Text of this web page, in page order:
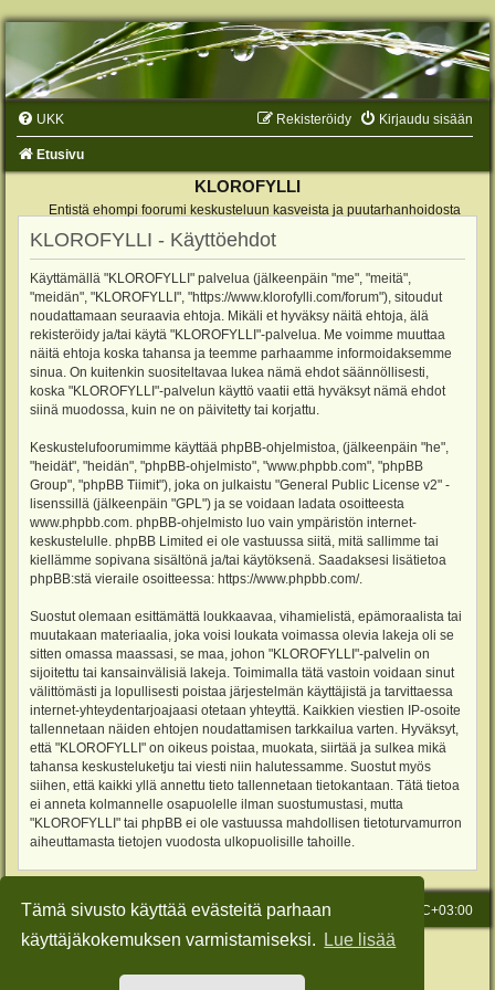
Tämä sivusto käyttää evästeitä parhaan
käyttäjäkokemuksen varmistamiseksi.
Lue lisää
UKK Kirjaudu sisään
Rekisteröidy
Etusivu
KLOROFYLLI
Entistä ehompi foorumi keskusteluun kasveista ja puutarhanhoidosta
KLOROFYLLI - Käyttöehdot
Käyttämällä "KLOROFYLLI" palvelua (jälkeenpäin "me", "meitä",
"meidän", "KLOROFYLLI", "https://www.klorofylli.com/forum"), sitoudut
noudattamaan seuraavia ehtoja. Mikäli et hyväksy näitä ehtoja, älä
rekisteröidy ja/tai käytä "KLOROFYLLI"-palvelua. Me voimme muuttaa
näitä ehtoja koska tahansa ja teemme parhaamme informoidaksemme
sinua. On kuitenkin suositeltavaa lukea nämä ehdot säännöllisesti,
koska "KLOROFYLLI"-palvelun käyttö vaatii että hyväksyt nämä ehdot
siinä muodossa, kuin ne on päivitetty tai korjattu.
Keskustelufoorumimme käyttää phpBB-ohjelmistoa, (jälkeenpäin "he",
"heidät", "heidän", "phpBB-ohjelmisto", "www.phpbb.com", "phpBB
Group", "phpBB Tiimit"), joka on julkaistu "General Public License v2" -
lisenssillä (jälkeenpäin "GPL") ja se voidaan ladata osoitteesta
www.phpbb.com . phpBB-ohjelmisto luo vain ympäristön internet-
keskustelulle. phpBB Limited ei ole vastuussa siitä, mitä sallimme tai
kiellämme sopivana sisältönä ja/tai käytöksenä. Saadaksesi lisätietoa
phpBB:stä vieraile osoitteessa: https://www.phpbb.com/.
Suostut olemaan esittämättä loukkaavaa, vihamielistä, epämoraalista tai
muutakaan materiaalia, joka voisi loukata voimassa olevia lakeja oli se
sitten omassa maassasi, se maa, johon "KLOROFYLLI"-palvelin on
sijoitettu tai kansainvälisiä lakeja. Toimimalla tätä vastoin voidaan sinut
välittömästi ja lopullisesti poistaa järjestelmän käyttäjistä ja tarvittaessa
internet-yhteydentarjoajaasi otetaan yhteyttä. Kaikkien viestien IP-osoite
tallennetaan näiden ehtojen noudattamisen tarkkailua varten. Hyväksyt,
että "KLOROFYLLI" on oikeus poistaa, muokata, siirtää ja sulkea mikä
tahansa keskusteluketju tai viesti niin halutessamme. Suostut myös
siihen, että kaikki yllä annettu tieto tallennetaan tietokantaan. Tätä tietoa
ei anneta kolmannelle osapuolelle ilman suostumustasi, mutta
"KLOROFYLLI" tai phpBB ei ole vastuussa mahdollisen tietoturvamurron
aiheuttamasta tietojen vuodosta ulkopuolisille tahoille.
Etusivu Kaikki ajat ovat UTC+03:00
Viesti Ylläpidolle
Keskustelufoorumin ohjelmistophpBB® Forum Software © phpBB Limited